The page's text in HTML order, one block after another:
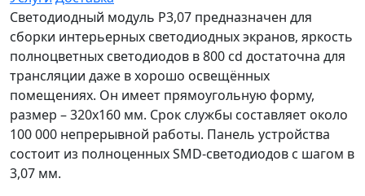
Светодиодный модуль Р3,07 предназначен для
сборки интерьерных светодиодных экранов, яркость
полноцветных светодиодов в 800 cd достаточна для
трансляции даже в хорошо освещённых
помещениях. Он имеет прямоугольную форму,
размер – 320х160 мм. Срок службы составляет около
100 000 непрерывной работы. Панель устройства
состоит из полноценных SMD-светодиодов с шагом в
3,07 мм.